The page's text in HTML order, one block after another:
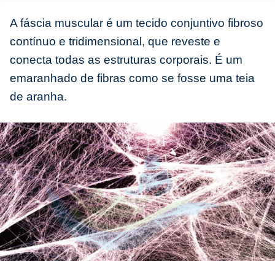
A fáscia muscular é um tecido conjuntivo fibroso
contínuo e tridimensional, que reveste e
conecta todas as estruturas corporais. É um
emaranhado de fibras como se fosse uma teia
de aranha.